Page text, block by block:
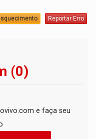
Reportar Erro
(0)
e faça seu